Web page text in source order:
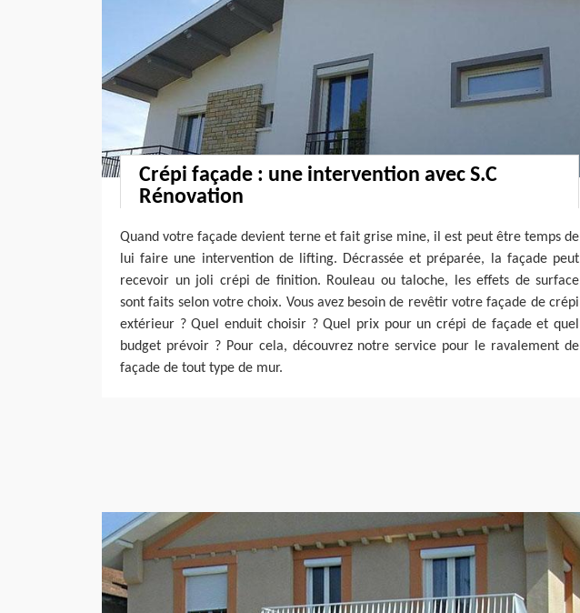
Crépi façade : une intervention avec S.C
Rénovation
Quand votre façade devient terne et fait grise mine, il est peut être temps de
lui faire une intervention de lifting. Décrassée et préparée, la façade peut
recevoir un joli crépi de finition. Rouleau ou taloche, les effets de surface
sont faits selon votre choix. Vous avez besoin de revêtir votre façade de crépi
extérieur ? Quel enduit choisir ? Quel prix pour un crépi de façade et quel
budget prévoir ? Pour cela, découvrez notre service pour le ravalement de
façade de tout type de mur.